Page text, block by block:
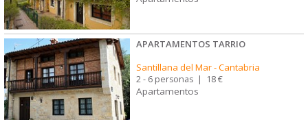
APARTAMENTOS TARRIO
Santillana del Mar-Cantabria
2 - 6 personas | 18 €
Apartamentos